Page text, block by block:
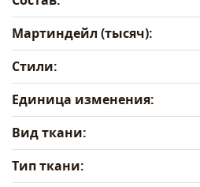
Мартиндейл (тысяч):
Стили:
Единица изменения:
Вид ткани:
Тип ткани: